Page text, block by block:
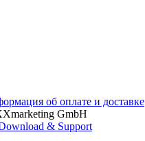
об оплате и доставке
GmbH
& Support